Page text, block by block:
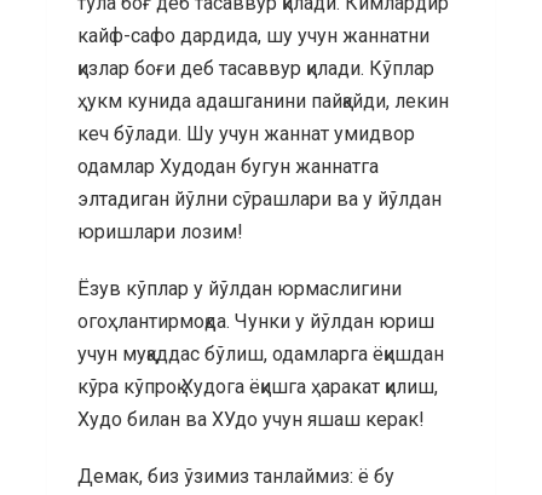
кайф-сафо дардида, шу учун жаннатни
қизлар боғи деб тасаввур қилади. Кўплар
ҳукм кунида адашганини пайқайди, лекин
кеч бўлади. Шу учун жаннат умидвор
одамлар Худодан бугун жаннатга
элтадиган йўлни сўрашлари ва у йўлдан
юришлари лозим!
Ёзув кўплар у йўлдан юрмаслигини
огоҳлантирмоқда. Чунки у йўлдан юриш
учун муқаддас бўлиш, одамларга ёқишдан
кўра кўпроқ Худога ёқишга ҳаракат қилиш,
Худо билан ва ХУдо учун яшаш керак!
Демак, биз ўзимиз танлаймиз: ё бу